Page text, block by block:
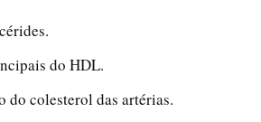
do HDL.
do colesterol das artérias.